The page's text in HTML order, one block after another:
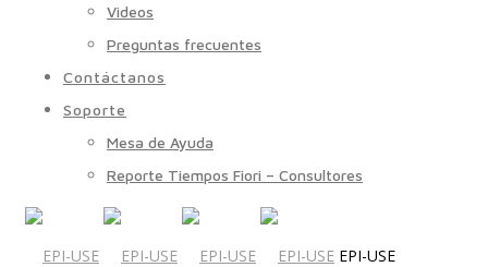
Videos
Preguntas frecuentes
Contáctanos
Soporte
Mesa de Ayuda
Reporte Tiempos Fiori – Consultores
EPI-USE